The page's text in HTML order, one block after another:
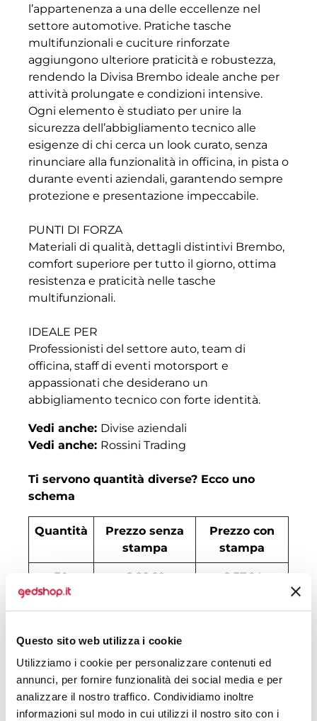
Questo sito web utilizza i cookie
Utilizziamo i cookie per personalizzare contenuti ed
annunci, per fornire funzionalità dei social media e per
analizzare il nostro traffico. Condividiamo inoltre
informazioni sul modo in cui utilizzi il nostro sito con i
l’appartenenza a una delle eccellenze nel
settore automotive. Pratiche tasche
multifunzionali e cuciture rinforzate
aggiungono ulteriore praticità e robustezza,
rendendo la Divisa Brembo ideale anche per
attività prolungate e condizioni intensive.
Ogni elemento è studiato per unire la
sicurezza dell’abbigliamento tecnico alle
esigenze di chi cerca un look curato, senza
rinunciare alla funzionalità in officina, in pista o
durante eventi aziendali, garantendo sempre
protezione e presentazione impeccabile.
PUNTI DI FORZA
Materiali di qualità, dettagli distintivi Brembo,
comfort superiore per tutto il giorno, ottima
resistenza e praticità nelle tasche
multifunzionali.
IDEALE PER
Professionisti del settore auto, team di
officina, staff di eventi motorsport e
appassionati che desiderano un
abbigliamento tecnico con forte identità.
Vedi anche: Divise aziendali
Vedi anche: Rossini Trading
Ti servono quantità diverse? Ecco uno
schema
Quantità
Prezzo senza
stampa
Prezzo con
stampa
30 € 28,89 € 37,64
100 € 23,84
200 € 22,20 € 28,59
500 € 21,20 € 27,82